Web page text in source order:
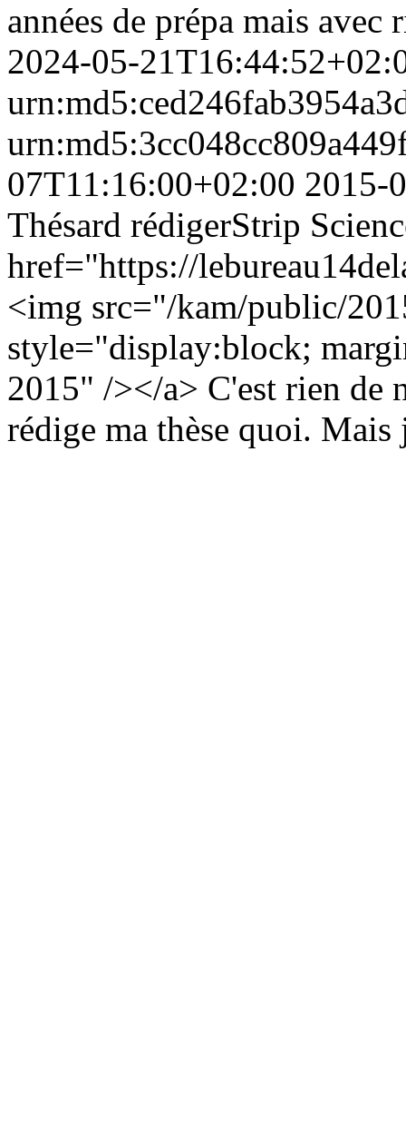
années de prépa mais
2024-05-
07T11:16:00+02:00 2015-
Thésard rédigerStrip
href="https://
<img src="/kam/public/
style="display:block;
2015" /></a> C'est rien de
rédige ma thèse quoi.